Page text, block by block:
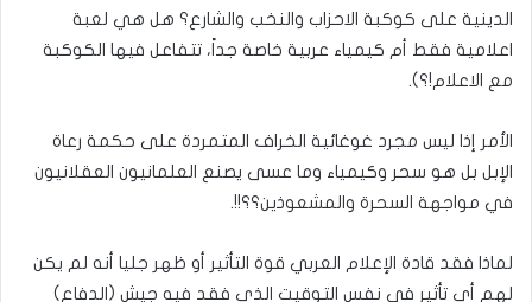
الدينية على كوكبة الاحزاب والنخب والشارع؟ هل هي لعبة
اعلامية فقط أم كيمياء عربية خاصة جداً، تتفاعل فيها الكوكبة
مع الاعلام!؟).
الأمر إذا ليس مجرد غوغائية الخراف المتمردة على حكمة رعاة
الإبل بل هو سحر وكيمياء وما عسى يصنع العلمانيون العقلانيون
في مواجهة السحرة والمشعوذين؟؟!!.
لماذا فقد قادة الإعلام العربي قوة التأثير أو ظهر جليا أنه لم يكن
لهم أي تأثير في نفس التوقيت الذي فقد فيه جيش (الدفاع)